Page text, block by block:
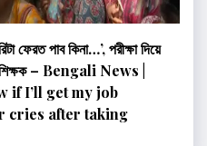
ফেরত পাব কিনা…’, পরীক্ষা দিয়ে
শিক্ষক – Bengali News |
if I’ll get my job
cries after taking